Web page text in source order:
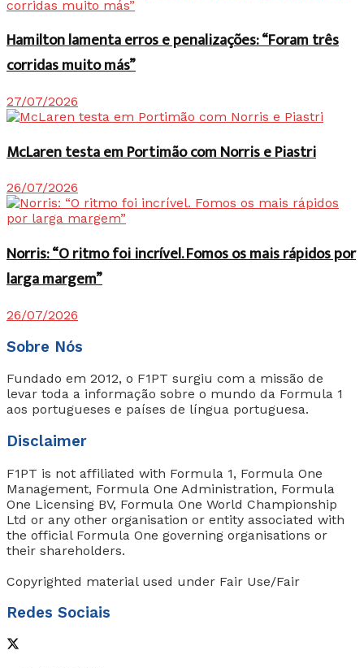
Hamilton lamenta erros e penalizações: “Foram três
corridas muito más”
27/07/2026
McLaren testa em Portimão com Norris e Piastri
26/07/2026
Norris: “O ritmo foi incrível. Fomos os mais rápidos por
larga margem”
26/07/2026
Sobre Nós
Fundado em 2012, o F1PT surgiu com a missão de
levar toda a informação sobre o mundo da Formula 1
aos portugueses e países de língua portuguesa.
Disclaimer
F1PT is not affiliated with Formula 1, Formula One
Management, Formula One Administration, Formula
One Licensing BV, Formula One World Championship
Ltd or any other organisation or entity associated with
the official Formula One governing organisations or
their shareholders.
Copyrighted material used under Fair Use/Fair
Redes Sociais